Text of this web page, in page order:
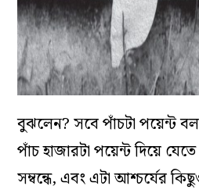
বুঝলেন? সবে পাঁচটা পয়েন্ট
পাঁচ হাজারটা পয়েন্ট দিয়ে
সম্বন্ধে, এবং এটা আশ্চর্যের